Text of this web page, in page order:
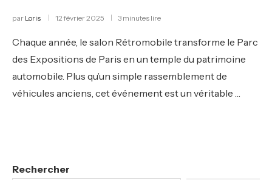
par Loris 12 février 2025 3 minutes lire
Chaque année, le salon Rétromobile transforme le Parc
des Expositions de Paris en un temple du patrimoine
automobile. Plus qu’un simple rassemblement de
véhicules anciens, cet événement est un véritable …
Rechercher